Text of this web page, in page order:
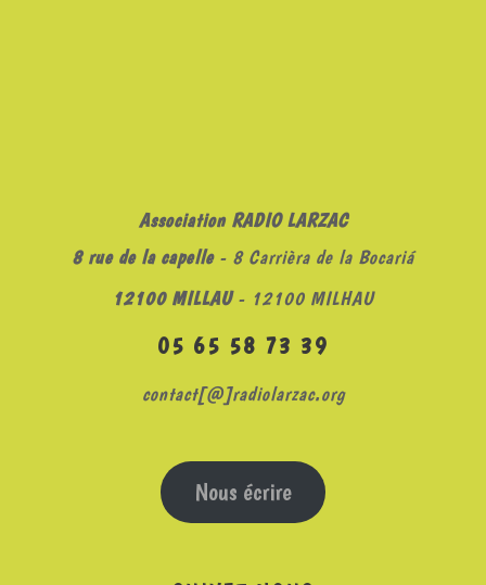
Association RADIO LARZAC
8 rue de la capelle- 8 Carrièra de la Bocariá
12100 MILLAU- 12100 MILHAU
05 65 58 73 39
contact[@]radiolarzac.org
Nous écrire